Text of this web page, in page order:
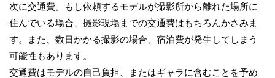
次に交通費。もし依頼するモデルが撮影所から離れた場所に
住んでいる場合、撮影現場までの交通費はもちろんかさみま
す。また、数日かかる撮影の場合、宿泊費が発生してしまう
可能性もあります。
交通費はモデルの自己負担、またはギャラに含むことを予め